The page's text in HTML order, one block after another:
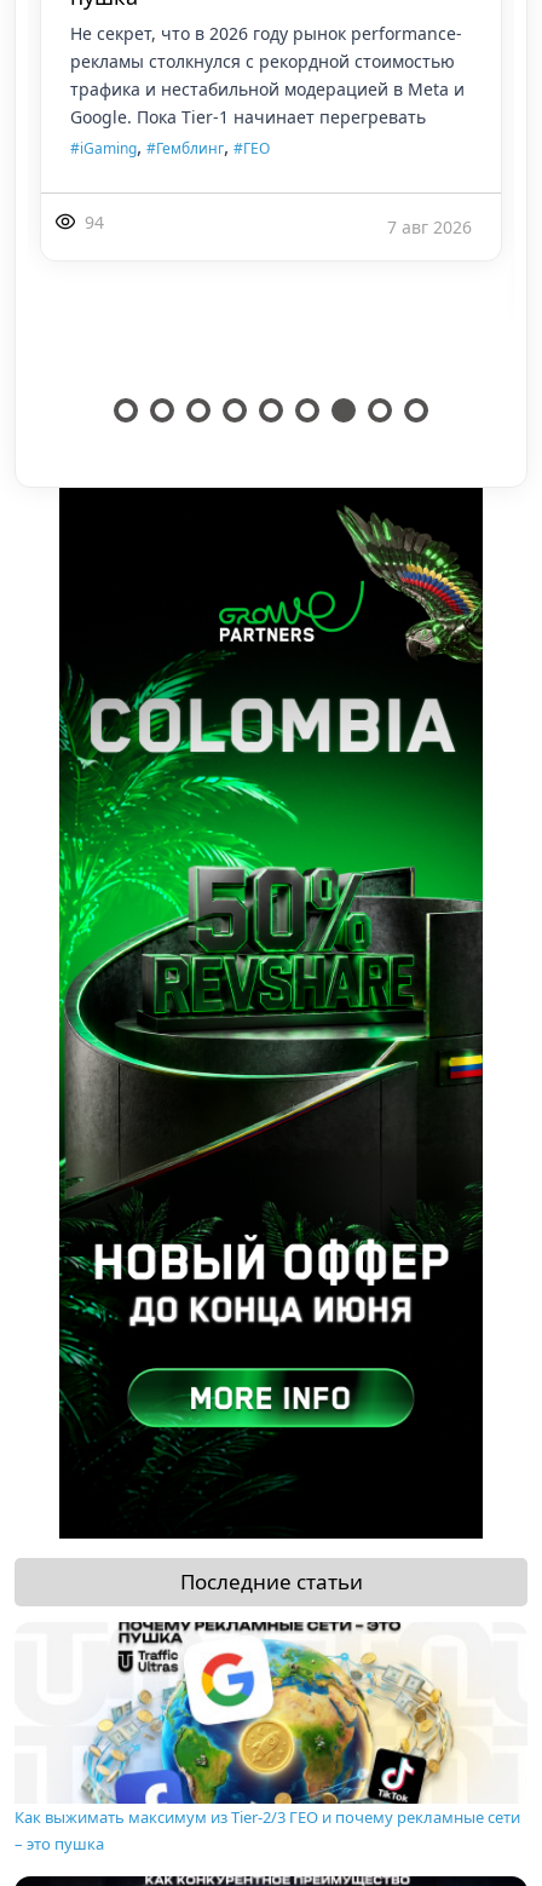
Как разложить финансы по полочкам,
избежать хаоса и быстро посчитать реальный
профит. О реальном арбитраже, как
зарабатывать и не сливаться при неудачах.
Почему четкий и
Последние статьи
Как выжимать максимум из Tier-2/3 ГЕО и почему рекламные сети
– это пушка